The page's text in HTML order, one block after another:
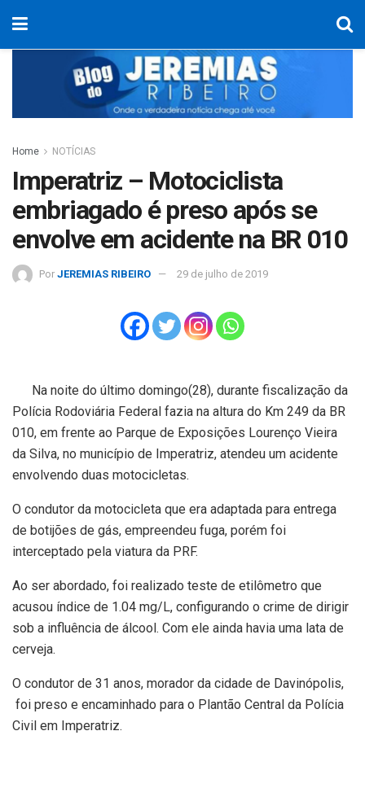
Home NOTÍCIAS
Imperatriz – Motociclista
embriagado é preso após se
envolve em acidente na BR 010
Por JEREMIAS RIBEIRO 29 de julho de 2019
Na noite do último domingo(28), durante fiscalização da
Polícia Rodoviária Federal fazia na altura do Km 249 da BR
010, em frente ao Parque de Exposições Lourenço Vieira
da Silva, no município de Imperatriz, atendeu um acidente
envolvendo duas motocicletas.
O condutor da motocicleta que era adaptada para entrega
de botijões de gás, empreendeu fuga, porém foi
interceptado pela viatura da PRF.
Ao ser abordado, foi realizado teste de etilômetro que
acusou índice de 1.04 mg/L, configurando o crime de dirigir
sob a influência de álcool. Com ele ainda havia uma lata de
cerveja.
O condutor de 31 anos, morador da cidade de Davinópolis,
foi preso e encaminhado para o Plantão Central da Polícia
Civil em Imperatriz.